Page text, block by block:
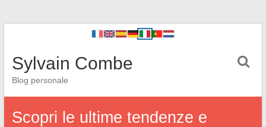
Sylvain Combe
Blog personale
Scopri le ultime tendenze e